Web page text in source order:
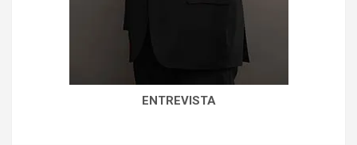
ENTREVISTA